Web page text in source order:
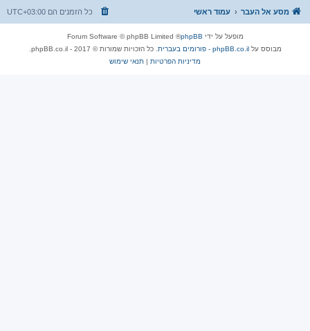
מסע אל העבר עמוד ראשי כל הזמנים הם UTC+03:00
מופעל על ידי phpBB
® Forum Software © phpBB Limited
מבוסס עלphpBB.co.il - פורומים בעברית
. כל הזכויות שמורות © 2017 - phpBB.co.il.
מדיניות הפרטיות | תנאי שימוש